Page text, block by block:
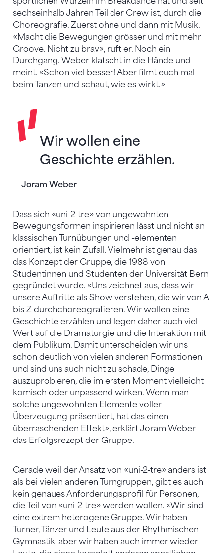
sechseinhalb Jahren Teil der Crew ist, durch die
Choreografie. Zuerst ohne und dann mit Musik.
«Macht die Bewegungen grösser und mit mehr
Groove. Nicht zu brav», ruft er. Noch ein
Durchgang. Weber klatscht in die Hände und
meint. «Schon viel besser! Aber filmt euch mal
beim Tanzen und schaut, wie es wirkt.»
Joram Weber
Wir wollen eine
Geschichte erzählen.
Dass sich «uni-2-tre» von ungewohnten
Bewegungsformen inspirieren lässt und nicht an
klassischen Turnübungen und -elementen
orientiert, ist kein Zufall. Vielmehr ist genau das
das Konzept der Gruppe, die 1988 von
Studentinnen und Studenten der Universität Bern
gegründet wurde. «Uns zeichnet aus, dass wir
unsere Auftritte als Show verstehen, die wir von A
bis Z durchchoreografieren. Wir wollen eine
Geschichte erzählen und legen daher auch viel
Wert auf die Dramaturgie und die Interaktion mit
dem Publikum. Damit unterscheiden wir uns
schon deutlich von vielen anderen Formationen
und sind uns auch nicht zu schade, Dinge
auszuprobieren, die im ersten Moment vielleicht
komisch oder unpassend wirken. Wenn man
solche ungewohnten Elemente voller
Überzeugung präsentiert, hat das einen
überraschenden Effekt», erklärt Joram Weber
das Erfolgsrezept der Gruppe.
Gerade weil der Ansatz von «uni-2-tre» anders ist
als bei vielen anderen Turngruppen, gibt es auch
kein genaues Anforderungsprofil für Personen,
die Teil von «uni-2-tre» werden wollen. «Wir sind
eine extrem heterogene Gruppe. Wir haben
Turner, Tänzer und Leute aus der Rhythmischen
Gymnastik, aber wir haben auch immer wieder